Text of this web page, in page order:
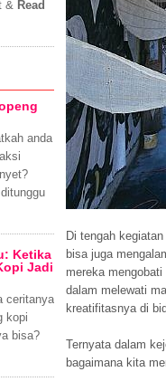
Di tengah
bisa juga
mereka
dalam melewati
kreatifitasnya di
Ternyata dalam
bagaimana kita
& Read
anda
Ketika
Jadi
ceritanya
kopi
bisa?